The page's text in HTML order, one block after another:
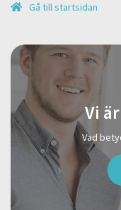
Gå till startsidan
Vi
Vad